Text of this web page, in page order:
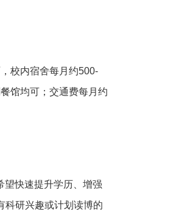
校内宿舍每月约500-
馆均可；交通费每月约
望快速提升学历、增强
科研兴趣或计划读博的